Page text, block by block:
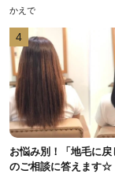
かえで
4
お悩み別！「地毛に戻
のご相談に答えます☆